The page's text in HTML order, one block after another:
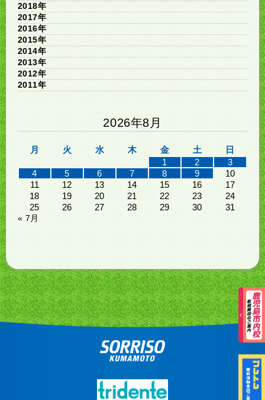
2018年
2017年
2016年
2015年
2014年
2013年
2012年
2011年
2026年8月
月 火 水 木 金 土
日
1
2
3
4
5 6 7 8 9
10
11
12 13 14 15 16
17
18
19 20 21 22 23
24
25
26 27 28 29 30 31
« 7月